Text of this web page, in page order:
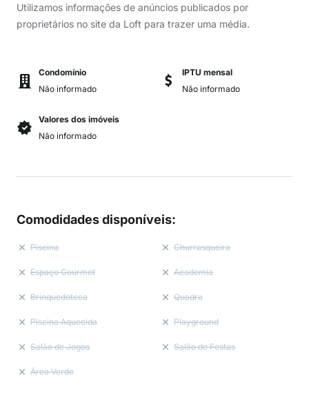
Utilizamos informações de anúncios publicados por
proprietários no site da Loft para trazer uma média.
Condomínio
Não informado
IPTU mensal
Não informado
Valores dos imóveis
Não informado
Comodidades disponíveis:
Piscina Churrasqueira
Espaço Gourmet Academia
Brinquedoteca Quadra
Piscina Aquecida Playground
Salão de Jogos Salão de Festas
Área Verde